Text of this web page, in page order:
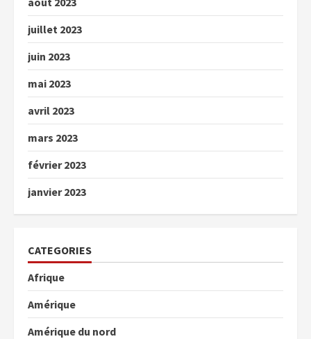
juillet 2023
juin 2023
mai 2023
avril 2023
mars 2023
février 2023
janvier 2023
CATEGORIES
Afrique
Amérique
Amérique du nord